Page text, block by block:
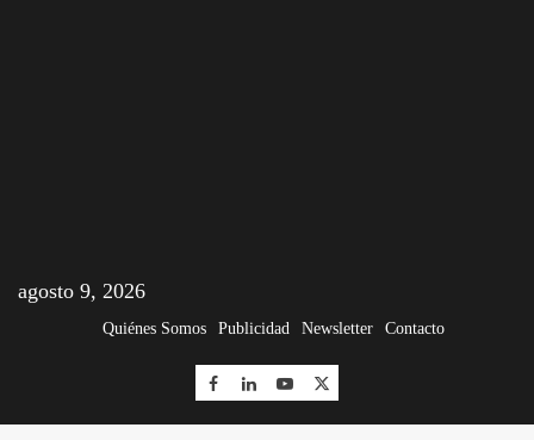
agosto 9, 2026
Quiénes Somos Publicidad Newsletter Contacto